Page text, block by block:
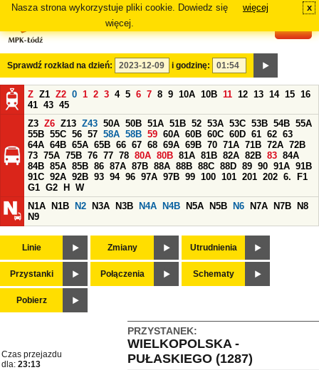
Nasza strona wykorzystuje pliki cookie. Dowiedz się
więcej.
więcej x
Sprawdź rozkład na dzień: i godzinę:
Z Z1 Z2 0 1 2 3 4 5 6 7 8 9 10A 10B 11 12 13 14 15 16
41 43 45
Z3 Z6 Z13 Z43 50A 50B 51A 51B 52 53A 53C 53B 54B 55A
55B 55C 56 57 58A 58B 59 60A 60B 60C 60D 61 62 63
64A 64B 65A 65B 66 67 68 69A 69B 70 71A 71B 72A 72B
73 75A 75B 76 77 78 80A 80B 81A 81B 82A 82B 83 84A
84B 85A 85B 86 87A 87B 88A 88B 88C 88D 89 90 91A 91B
91C 92A 92B 93 94 96 97A 97B 99 100 101 201 202 6.
F1
G1 G2 H
W
N1A
N1B N2 N3A N3B N4A N4B N5A N5B N6 N7A N7B
N8
N9
Linie Zmiany Utrudnienia
Przystanki Połączenia Schematy
Pobierz
PRZYSTANEK:
WIELKOPOLSKA -
PUŁASKIEGO (1287)
Czas przejazdu
dla: 23:13